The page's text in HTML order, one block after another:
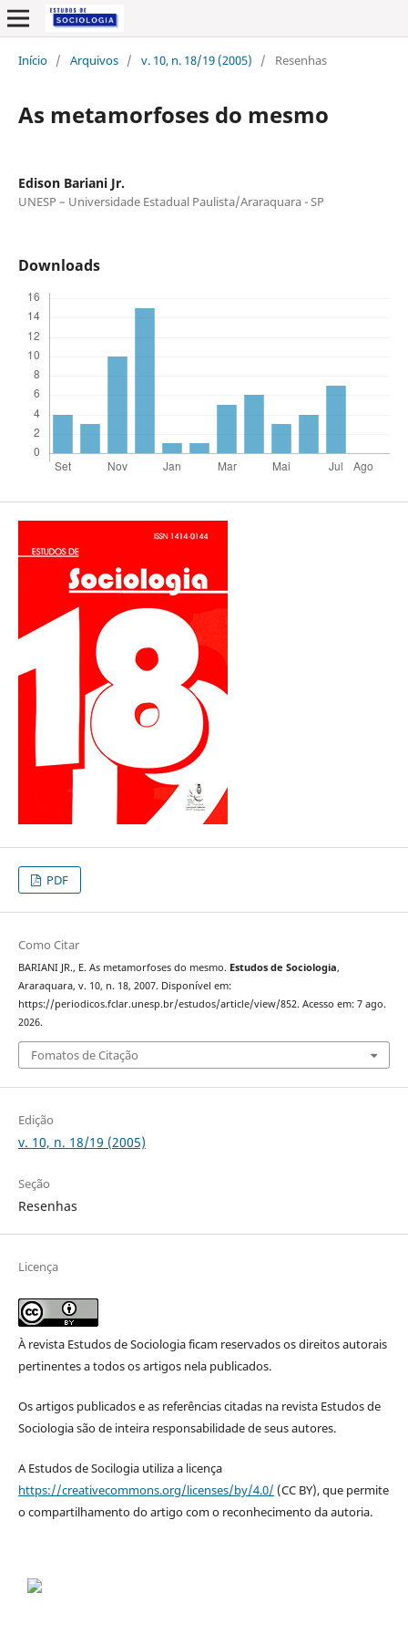
Início / Arquivos / v. 10, n. 18/19 (2005) / Resenhas
As metamorfoses do mesmo
Edison Bariani Jr.
UNESP – Universidade Estadual Paulista/Araraquara - SP
Downloads
PDF
Como Citar
BARIANI JR., E. As metamorfoses do mesmo. Estudos de Sociologia,
Araraquara, v. 10, n. 18, 2007. Disponível em:
https://periodicos.fclar.unesp.br/estudos/article/view/852. Acesso em: 7 ago.
2026.
Fomatos de Citação
Edição
v. 10, n. 18/19 (2005)
Seção
Resenhas
Licença
À revista Estudos de Sociologia ficam reservados os direitos autorais
pertinentes a todos os artigos nela publicados.
Os artigos publicados e as referências citadas na revista Estudos de
Sociologia são de inteira responsabilidade de seus autores.
A Estudos de Socilogia utiliza a licença
https://creativecommons.org/licenses/by/4.0/ (CC BY), que permite
o compartilhamento do artigo com o reconhecimento da autoria.